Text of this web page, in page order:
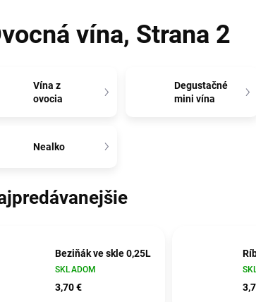
vína, Strana 2
Vína z
ovocia
Degustačné
mini vína
Nealko
Beziňák ve skle 0,25L
SKLADOM
3,70 €